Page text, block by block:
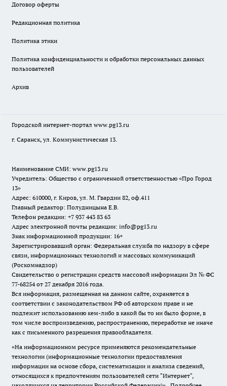
Договор оферты
Редакционная политика
Политика этики
Политика конфиденциальности и обработки персональных данных
пользователей
Архив
Городской интернет-портал www.pg13.ru
г. Саранск, ул. Коммунистическая 13.
Наименование СМИ: www.pg13.ru
Учредитель: Общество с ограниченной ответственностью «Про Город
13»
Адрес: 610000, г. Киров, ул. М. Гвардии 82, оф.411
Главный редактор: Полудницына Е.В.
Телефон редакции: +7 937 443 83 63
Адрес электронной почты редакции: info@pg13.ru
Знак информационной продукции: 16+
Зарегистрировавший орган: Федеральная служба по надзору в сфере
связи, информационных технологий и массовых коммуникаций
(Роскомнадзор)
Свидетельство о регистрации средств массовой информации Эл № ФС
77-68254 от 27 декабря 2016 года.
Вся информация, размещенная на данном сайте, охраняется в
соответствии с законодательством РФ об авторском праве и не
подлежит использованию кем-либо в какой бы то ни было форме, в
том числе воспроизведению, распространению, переработке не иначе
как с письменного разрешения правообладателя.
«На информационном ресурсе применяются рекомендательные
технологии (информационные технологии предоставления
информации на основе сбора, систематизации и анализа сведений,
относящихся к предпочтениям пользователей сети "Интернет",